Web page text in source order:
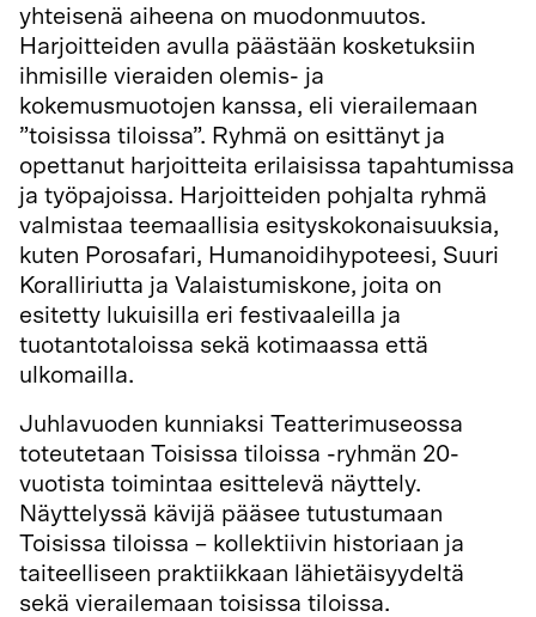
yhteisenä aiheena on muodonmuutos.
Harjoitteiden avulla päästään kosketuksiin
ihmisille vieraiden olemis- ja
kokemusmuotojen kanssa, eli vierailemaan
”toisissa tiloissa”. Ryhmä on esittänyt ja
opettanut harjoitteita erilaisissa tapahtumissa
ja työpajoissa. Harjoitteiden pohjalta ryhmä
valmistaa teemaallisia esityskokonaisuuksia,
kuten Porosafari, Humanoidihypoteesi, Suuri
Koralliriutta ja Valaistumiskone, joita on
esitetty lukuisilla eri festivaaleilla ja
tuotantotaloissa sekä kotimaassa että
ulkomailla.
Juhlavuoden kunniaksi Teatterimuseossa
toteutetaan Toisissa tiloissa -ryhmän 20-
vuotista toimintaa esittelevä näyttely.
Näyttelyssä kävijä pääsee tutustumaan
Toisissa tiloissa – kollektiivin historiaan ja
taiteelliseen praktiikkaan lähietäisyydeltä
sekä vierailemaan toisissa tiloissa.